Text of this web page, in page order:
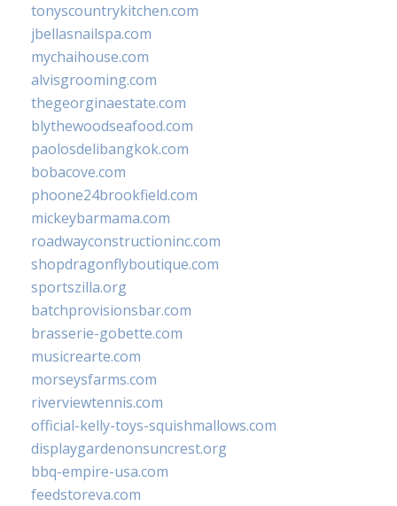
tonyscountrykitchen.com
jbellasnailspa.com
mychaihouse.com
alvisgrooming.com
thegeorginaestate.com
blythewoodseafood.com
paolosdelibangkok.com
bobacove.com
phoone24brookfield.com
mickeybarmama.com
roadwayconstructioninc.com
shopdragonflyboutique.com
sportszilla.org
batchprovisionsbar.com
brasserie-gobette.com
musicrearte.com
morseysfarms.com
riverviewtennis.com
official-kelly-toys-squishmallows.com
displaygardenonsuncrest.org
bbq-empire-usa.com
feedstoreva.com